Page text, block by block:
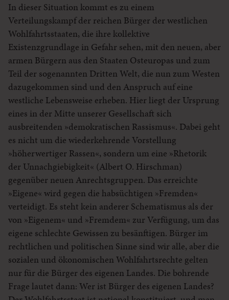
In dieser Situation kommt es zu einem
Verteilungskampf der reichen Bürger der westlichen
Wohlfahrtsstaaten, die ihre kollektive
Existenzgrundlage in Gefahr sehen, mit den neuen, aber
armen Bürgern aus den Staaten Osteuropas und zum
Teil der sogenannten Dritten Welt, die nun zum Westen
dazugekommen sind und den Anspruch auf eine
westliche Lebensweise erheben. Hier liegt der Ursprung
eines in der Mitte unserer Gesellschaft sich
ausbreitenden »demokratischen Rassismus«. Dabei geht
es nicht um die wiederkehrende Vorstellung
»höherwertiger Rassen«, sondern um eine »Rhetorik
der Unnachgiebigkeit« (Albert O. Hirschman)
gegenüber neuen Anrechtsgruppen. Das erreichte
»Eigene« wird gegen die habsüchtigen »Fremden«
verteidigt. Es steht kein anderer Schematismus als der
von »Eigenem« und »Fremdem« zur Verfügung, um das
eigene schlechte Gewissen zu besänftigen. Bürger im
rechtlichen und politischen Sinne sind wir alle, aber die
sozialen und ökonomischen Wohlfahrtsrechte gelten
nur für die Bürger des eigenen Landes. Die bohrende
Frage lautet dann: Wer ist Bürger des eigenen Landes?